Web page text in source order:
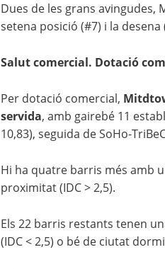
Dues de les grans avingudes,
setena posició (#7) i la
Salut comercial. Dotació
Per dotació comercial,
servida, amb gairebé 11
10,83), seguida de SoHo-
Hi ha quatre barris més amb
proximitat (IDC > 2,5).
Els 22 barris restants tenen
(IDC < 2,5) o bé de ciutat